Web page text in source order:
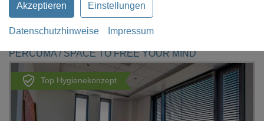
Akzeptieren Einstellungen
Datenschutzhinweise Impressum
PERCUMA / SPACE TO FREE YOUR MIND
Top Hygienekonzept